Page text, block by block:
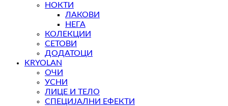
НОКТИ
ЛАКОВИ
НЕГА
КОЛЕКЦИИ
СЕТОВИ
ДОДАТОЦИ
KRYOLAN
ОЧИ
УСНИ
ЛИЦЕ И ТЕЛО
СПЕЦИЈАЛНИ ЕФЕКТИ